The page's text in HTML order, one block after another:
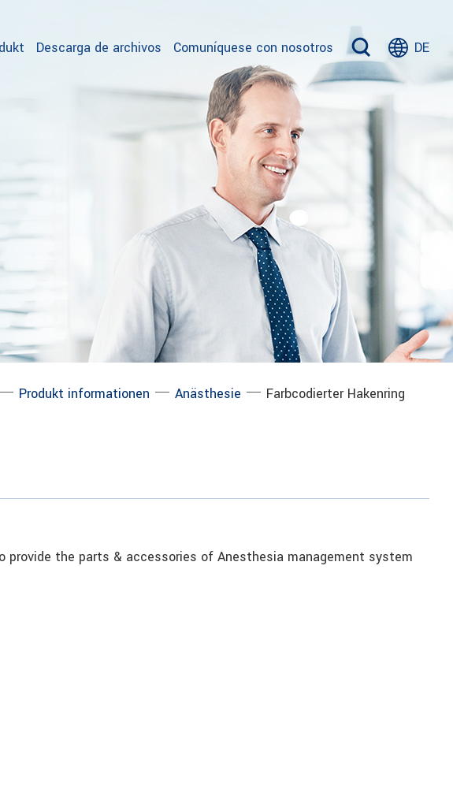
Descarga de archivos Comuníquese con nosotros DE
─ Produkt informationen ─ Anästhesie ─ Farbcodierter Hakenring
provide the parts & accessories of Anesthesia management system